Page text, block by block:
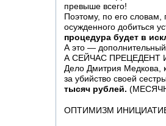
превыше всего!
Поэтому, по его
осужденного добиться
процедура будет в
А это —
А СЕЙЧАС ПРЕЦЕДЕНТ
Дело Дмитрия Медкова,
за убийство своей
тысяч рублей.
ОПТИМИЗМ ИНИЦИАТИВА